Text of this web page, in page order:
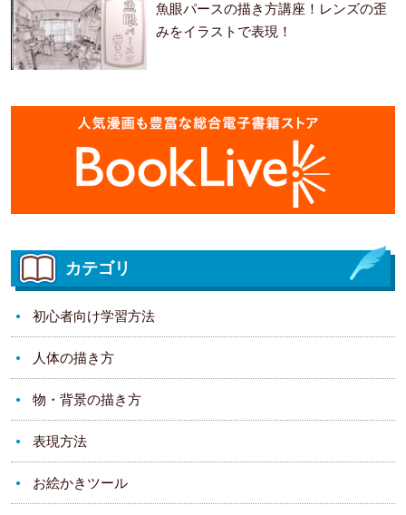
魚眼パースの描き方講座！レンズの歪
みをイラストで表現！
カテゴリ
初心者向け学習方法
人体の描き方
物・背景の描き方
表現方法
お絵かきツール